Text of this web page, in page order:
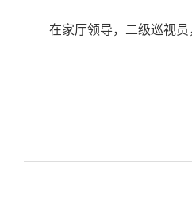
在家厅领导，二级巡视